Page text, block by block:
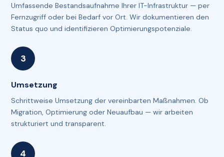
Umfassende Bestandsaufnahme Ihrer IT-Infrastruktur — per
Fernzugriff oder bei Bedarf vor Ort. Wir dokumentieren den
Status quo und identifizieren Optimierungspotenziale.
Umsetzung
Schrittweise Umsetzung der vereinbarten Maßnahmen. Ob
Migration, Optimierung oder Neuaufbau — wir arbeiten
strukturiert und transparent.